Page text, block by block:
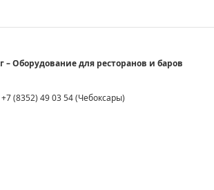
– Оборудование для ресторанов и баров
(8352) 49 03 54 (Чебоксары)